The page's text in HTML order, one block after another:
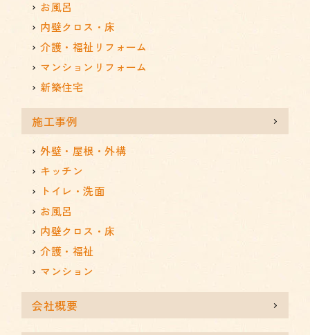
お風呂
内壁クロス・床
介護・福祉リフォーム
マンションリフォーム
新築住宅
施工事例
外壁・屋根・外構
キッチン
トイレ・洗面
お風呂
内壁クロス・床
介護・福祉
マンション
会社概要